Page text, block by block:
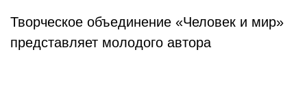
Творческое объединение «Человек и мир»
представляет молодого автора